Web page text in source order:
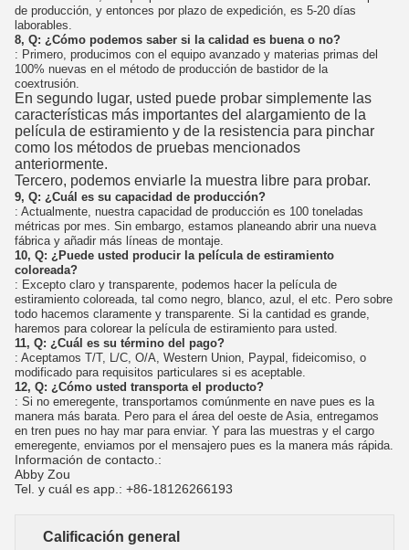
de producción, y entonces por plazo de expedición, es 5-20 días
laborables.
8, Q: ¿Cómo podemos saber si la calidad es buena o no?
: Primero, producimos con el equipo avanzado y materias primas del
100% nuevas en el método de producción de bastidor de la
coextrusión.
En segundo lugar, usted puede probar simplemente las
características más importantes del alargamiento de la
película de estiramiento y de la resistencia para pinchar
como los métodos de pruebas mencionados
anteriormente.
Tercero, podemos enviarle la muestra libre para probar.
9, Q: ¿Cuál es su capacidad de producción?
: Actualmente, nuestra capacidad de producción es 100 toneladas
métricas por mes. Sin embargo, estamos planeando abrir una nueva
fábrica y añadir más líneas de montaje.
10, Q: ¿Puede usted producir la película de estiramiento
coloreada?
: Excepto claro y transparente, podemos hacer la película de
estiramiento coloreada, tal como negro, blanco, azul, el etc. Pero sobre
todo hacemos claramente y transparente. Si la cantidad es grande,
haremos para colorear la película de estiramiento para usted.
11, Q: ¿Cuál es su término del pago?
: Aceptamos T/T, L/C, O/A, Western Union, Paypal, fideicomiso, o
modificado para requisitos particulares si es aceptable.
12, Q: ¿Cómo usted transporta el producto?
: Si no emeregente, transportamos comúnmente en nave pues es la
manera más barata. Pero para el área del oeste de Asia, entregamos
en tren pues no hay mar para enviar. Y para las muestras y el cargo
emeregente, enviamos por el mensajero pues es la manera más rápida.
Información de contacto.:
Abby Zou
Tel. y cuál es app.: +86-18126266193
Calificación general